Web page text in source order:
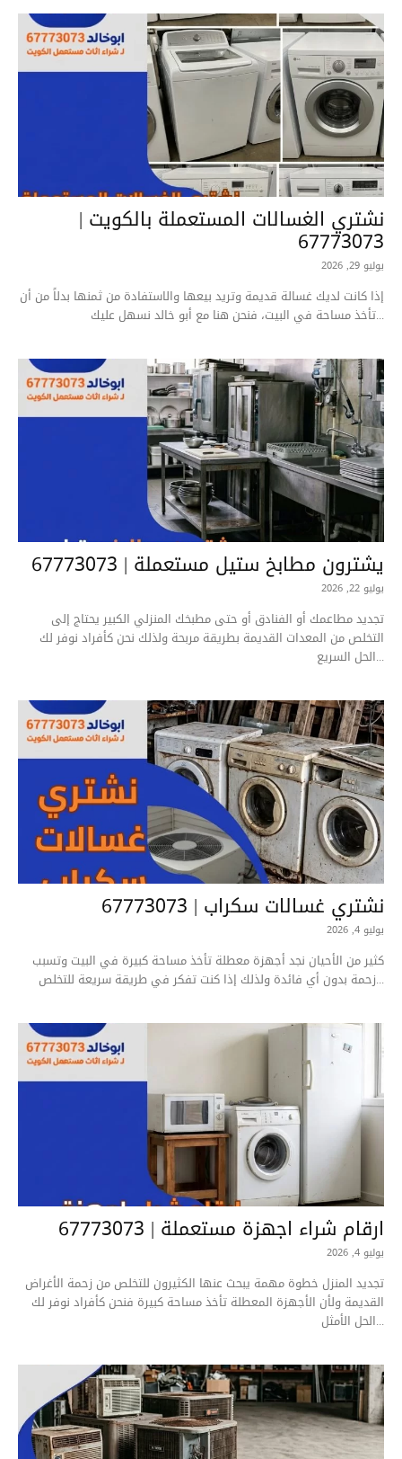
نشتري الغسالات المستعملة بالكويت |
67773073
يوليو 29, 2026
إذا كانت لديك غسالة قديمة وتريد بيعها والاستفادة من ثمنها بدلاً من أن
تأخذ مساحة في البيت، فنحن هنا مع أبو خالد نسهل عليك...
يشترون مطابخ ستيل مستعملة | 67773073
يوليو 22, 2026
تجديد مطاعمك أو الفنادق أو حتى مطبخك المنزلي الكبير يحتاج إلى
التخلص من المعدات القديمة بطريقة مربحة ولذلك نحن كأفراد نوفر لك
الحل السريع...
نشتري غسالات سكراب | 67773073
يوليو 4, 2026
كثير من الأحيان نجد أجهزة معطلة تأخذ مساحة كبيرة في البيت وتسبب
زحمة بدون أي فائدة ولذلك إذا كنت تفكر في طريقة سريعة للتخلص...
ارقام شراء اجهزة مستعملة | 67773073
يوليو 4, 2026
تجديد المنزل خطوة مهمة يبحث عنها الكثيرون للتخلص من زحمة الأغراض
القديمة ولأن الأجهزة المعطلة تأخذ مساحة كبيرة فنحن كأفراد نوفر لك
الحل الأمثل...